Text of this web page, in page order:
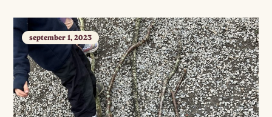
september 1, 2023